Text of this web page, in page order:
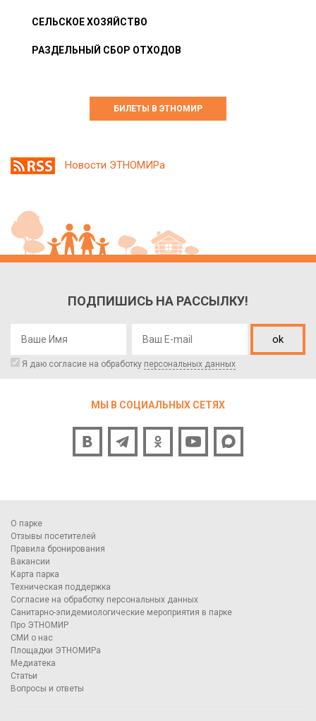
СЕЛЬСКОЕ ХОЗЯЙСТВО
РАЗДЕЛЬНЫЙ СБОР ОТХОДОВ
БИЛЕТЫ В ЭТНОМИР
Новости ЭТНОМИРа
ПОДПИШИСЬ НА РАССЫЛКУ!
ok
Я даю согласие на обработку персональных данных
МЫ В СОЦИАЛЬНЫХ СЕТЯХ
О парке
Отзывы посетителей
Правила бронирования
Вакансии
Карта парка
Техническая поддержка
Согласие на обработку персональных данных
Санитарно-эпидемиологические мероприятия в парке
Про ЭТНОМИР
СМИ о нас
Площадки ЭТНОМИРа
Медиатека
Статьи
Вопросы и ответы